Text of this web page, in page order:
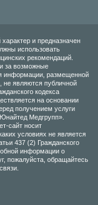
и предназначен
использовать
рекомендаций.
за возможные
информации, размещенной
являются публичной
кодекса
на основании
получением услуги
Медгрупп».
сайт носит
условиях не является
437 (2) Гражданского
информации о
пожалуйста, обращайтесь